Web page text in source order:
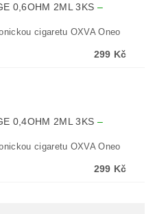
0,6OHM 2ML 3KS –
cigaretu OXVA Oneo
299 Kč
0,4OHM 2ML 3KS –
cigaretu OXVA Oneo
299 Kč